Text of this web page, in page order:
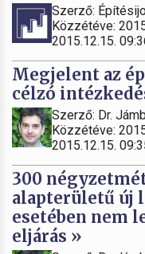
Szerző:
Közzétéve:
2015.12.15.
Megjelent az
célzó
Szerző: Dr.
Közzétéve:
2015.12.15.
300
alapterületű új
esetében nem
eljárás »